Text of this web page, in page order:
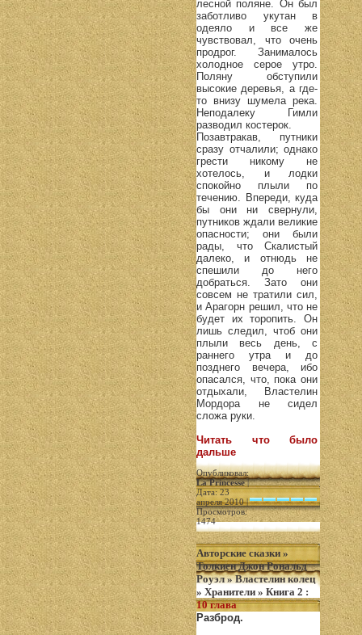
лесной поляне. Он был
заботливо укутан в
одеяло и все же
чувствовал, что очень
продрог. Занималось
холодное серое утро.
Поляну обступили
высокие деревья, а где-
то внизу шумела река.
Неподалеку Гимли
разводил костерок.
Позавтракав, путники
сразу отчалили; однако
грести никому не
хотелось, и лодки
спокойно плыли по
течению. Впереди, куда
бы они ни свернули,
путников ждали великие
опасности; они были
рады, что Скалистый
далеко, и отнюдь не
спешили до него
добраться. Зато они
совсем не тратили сил,
и Арагорн решил, что не
будет их торопить. Он
лишь следил, чтоб они
плыли весь день, с
раннего утра и до
позднего вечера, ибо
опасался, что, пока они
отдыхали, Властелин
Мордора не сидел
сложа руки.
Читать что было
дальше
Опубликовал:
La Princesse|
Дата: 23
апреля 2010 |
Просмотров:
1474
Авторские сказки »
Толкиен Джон Рональд
Роуэл»Властелин колец
» Хранители » Книга 2 :
10 глава
Разброд.